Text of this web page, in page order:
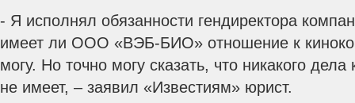
- Я исполнял обязанности гендиректора
имеет ли ООО «ВЭБ-БИО» отношение к
могу. Но точно могу сказать, что никакого
не имеет, – заявил «Известиям» юрист.